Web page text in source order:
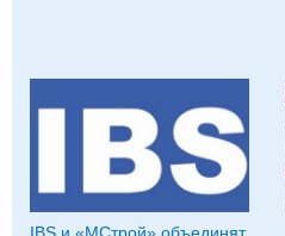
IBS и «МСтрой» объединят